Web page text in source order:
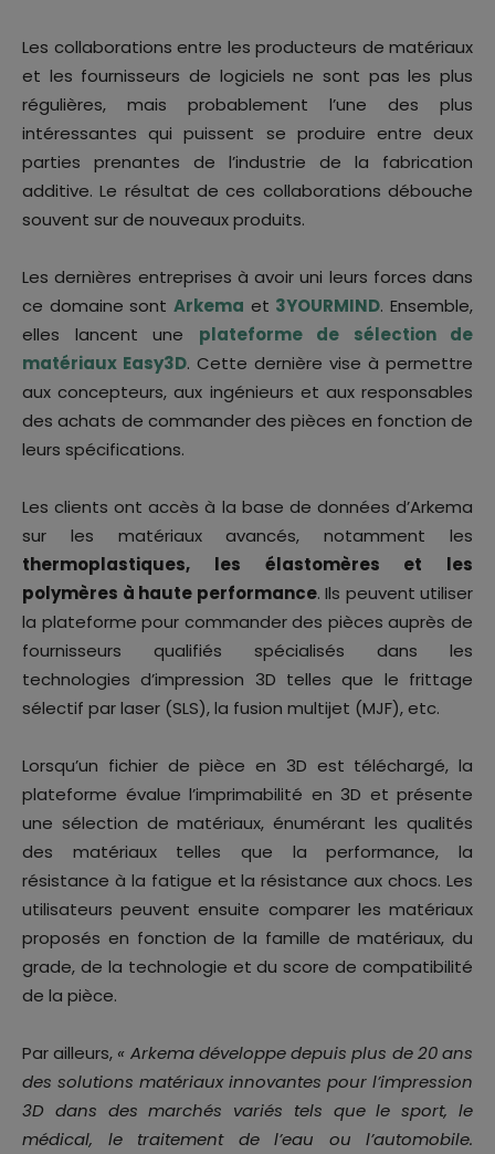
Les collaborations entre les producteurs de matériaux
et les fournisseurs de logiciels ne sont pas les plus
régulières, mais probablement l’une des plus
intéressantes qui puissent se produire entre deux
parties prenantes de l’industrie de la fabrication
additive. Le résultat de ces collaborations débouche
souvent sur de nouveaux produits.
Les dernières entreprises à avoir uni leurs forces dans
ce domaine sont Arkema et 3YOURMIND. Ensemble,
elles lancent une plateforme de sélection de
matériaux Easy3D. Cette dernière vise à permettre
aux concepteurs, aux ingénieurs et aux responsables
des achats de commander des pièces en fonction de
leurs spécifications.
Les clients ont accès à la base de données d’Arkema
sur les matériaux avancés, notamment les
thermoplastiques, les élastomères et les
polymères à haute performance. Ils peuvent utiliser
la plateforme pour commander des pièces auprès de
fournisseurs qualifiés spécialisés dans les
technologies d’impression 3D telles que le frittage
sélectif par laser (SLS), la fusion multijet (MJF), etc.
Lorsqu’un fichier de pièce en 3D est téléchargé, la
plateforme évalue l’imprimabilité en 3D et présente
une sélection de matériaux, énumérant les qualités
des matériaux telles que la performance, la
résistance à la fatigue et la résistance aux chocs. Les
utilisateurs peuvent ensuite comparer les matériaux
proposés en fonction de la famille de matériaux, du
grade, de la technologie et du score de compatibilité
de la pièce.
Par ailleurs, « Arkema développe depuis plus de 20 ans
des solutions matériaux innovantes pour l’impression
3D dans des marchés variés tels que le sport, le
médical, le traitement de l’eau ou l’automobile.